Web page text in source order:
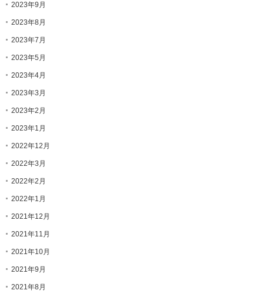
2023年9月
2023年8月
2023年7月
2023年5月
2023年4月
2023年3月
2023年2月
2023年1月
2022年12月
2022年3月
2022年2月
2022年1月
2021年12月
2021年11月
2021年10月
2021年9月
2021年8月